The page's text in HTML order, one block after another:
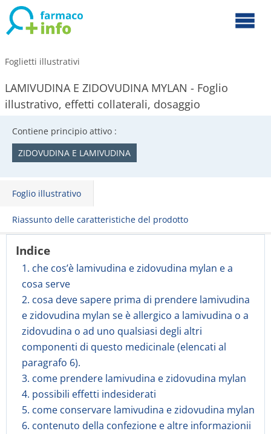
Foglietti illustrativi
LAMIVUDINA E ZIDOVUDINA MYLAN - Foglio
illustrativo, effetti collaterali, dosaggio
Contiene principio attivo :
ZIDOVUDINA E LAMIVUDINA
Foglio illustrativo
Riassunto delle caratteristiche del prodotto
Indice
1. che cos’è lamivudina e zidovudina mylan e a
cosa serve
2. cosa deve sapere prima di prendere lamivudina
e zidovudina mylan se è allergico a lamivudina o a
zidovudina o ad uno qualsiasi degli altri
componenti di questo medicinale (elencati al
paragrafo 6).
3. come prendere lamivudina e zidovudina mylan
4. possibili effetti indesiderati
5. come conservare lamivudina e zidovudina mylan
6. contenuto della confezione e altre informazionii